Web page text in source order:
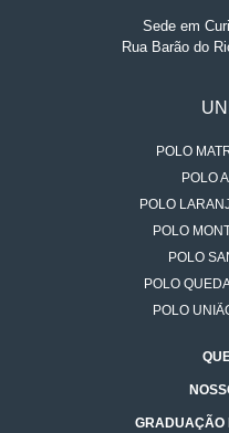
Sede em
Rua Barão do
POLO
POLO
POLO
POLO
POLO
POLO
POLO
GRADUAÇÃO